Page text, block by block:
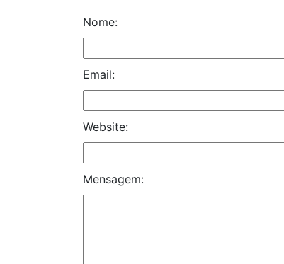
Nome:
Email:
Website:
Mensagem: